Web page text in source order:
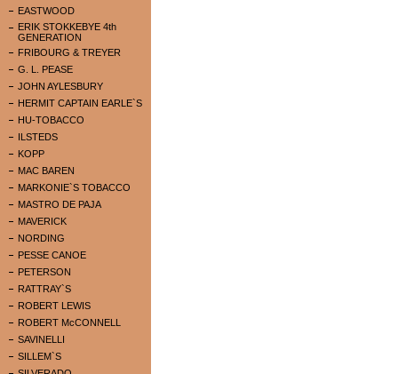
EASTWOOD
ERIK STOKKEBYE 4th
GENERATION
FRIBOURG & TREYER
G. L. PEASE
JOHN AYLESBURY
HERMIT CAPTAIN EARLE`S
HU-TOBACCO
ILSTEDS
KOPP
MAC BAREN
MARKONIE`S TOBACCO
MASTRO DE PAJA
MAVERICK
NORDING
PESSE CANOE
PETERSON
RATTRAY`S
ROBERT LEWIS
ROBERT McCONNELL
SAVINELLI
SILLEM`S